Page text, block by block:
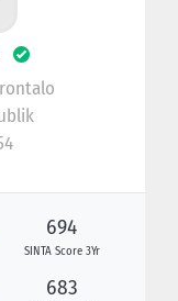
694
SINTA Score 3Yr
683